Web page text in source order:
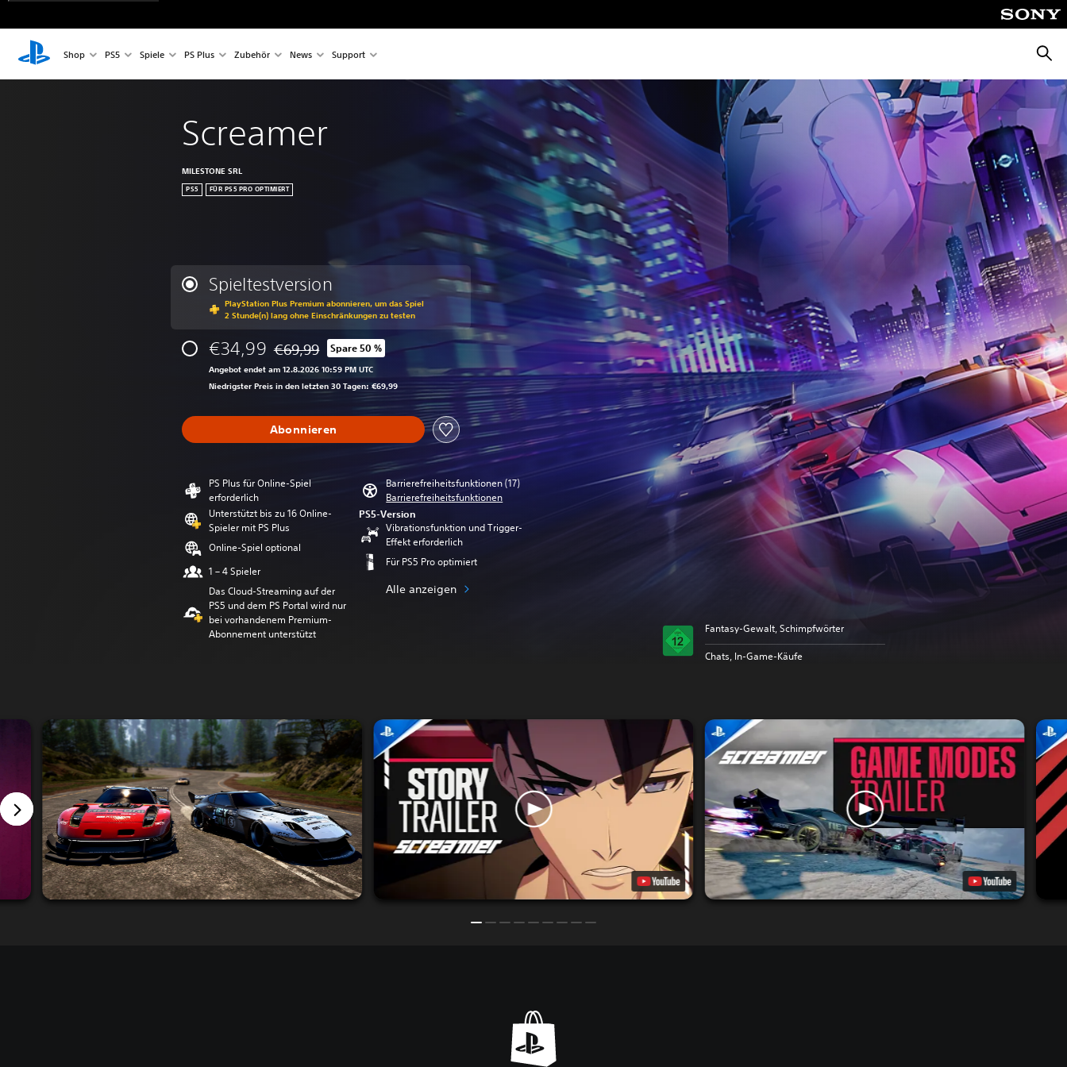
Shop PS5 Spiele PS Plus Zubehör News Support
Screamer
MILESTONE SRL
PS5 FÜR PS5 PRO OPTIMIERT
Spieltestversion
PlayStation Plus Premium abonnieren, um das Spiel
2 Stunde(n) lang ohne Einschränkungen zu testen
€34,99 Preisnachlass gegenüber dem Originalpreis von €69,99
€69,99 Spare 50 %
Angebot endet am 12.8.2026 10:59 PM UTC
Niedrigster Preis in den letzten 30 Tagen: €69,99
Abonnieren
PS Plus für Online-Spiel
erforderlich
Unterstützt bis zu 16 Online-
Spieler mit PS Plus
Online-Spiel optional
1 – 4 Spieler
Das Cloud-Streaming auf der
PS5 und dem PS Portal wird nur
bei vorhandenem Premium-
Abonnement unterstützt
Barrierefreiheitsfunktionen (17)
Barrierefreiheitsfunktionen
PS5-Version
Vibrationsfunktion und Trigger-
Effekt erforderlich
Für PS5 Pro optimiert
Alle anzeigen
Fantasy-Gewalt, Schimpfwörter
Chats, In-Game-Käufe